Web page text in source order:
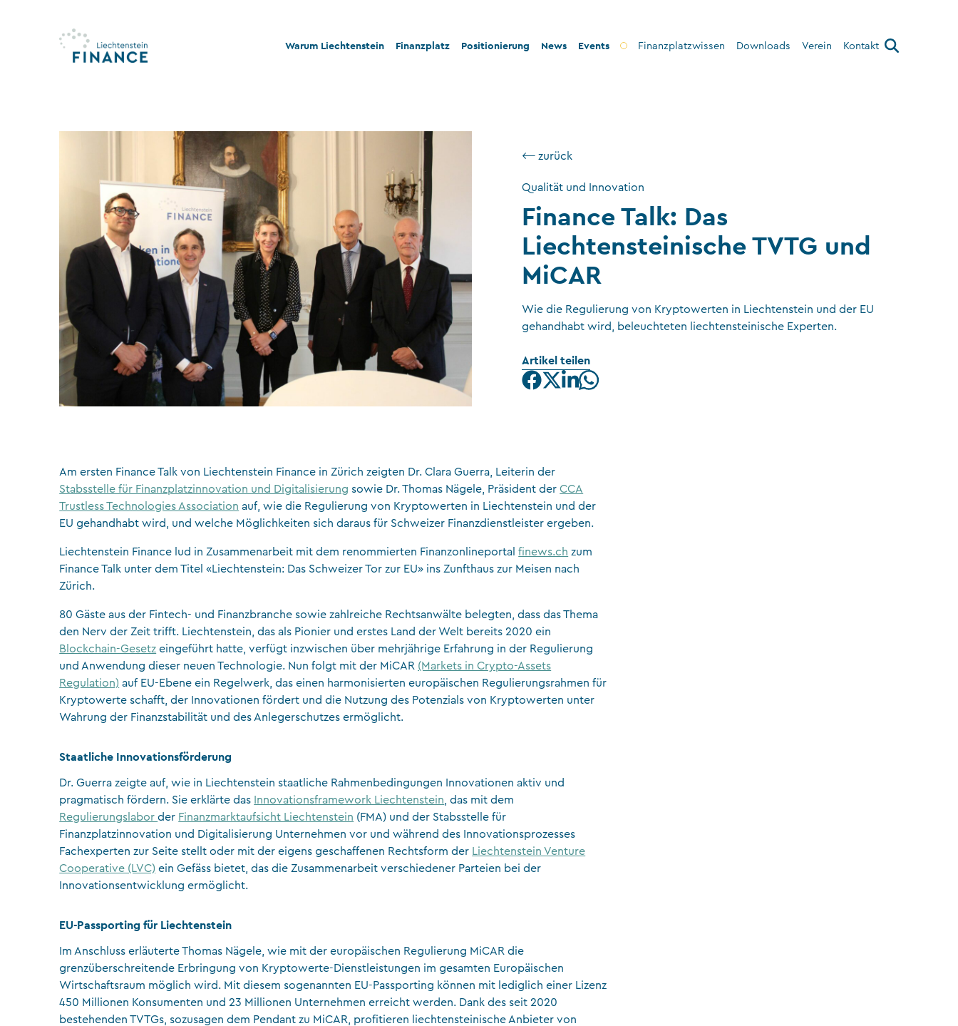
Warum Liechtenstein
Stabilität und Rechtssicherheit
Nachhaltigkeit und Philanthropie
Stiftungswesen
Finanzplatz
Treuhandsektor
Vermögensverwaltung
Fondsplatz
Versicherungen
Gemeinnützige Stiftungen und Trusts
Wirtschaftsprüfung
VT-Dienstleistungen
Versicherungsvermittler
CFA Society Liechtenstein
Rechtsanwälte
Positionierung
Stabilität und Sicherheit
Nachhaltigkeit
News Events Finanzplatzwissen Downloads Verein Kontakt
⟵ zurück
Qualität und Innovation
Finance Talk: Das
Liechtensteinische TVTG und
MiCAR
Wie die Regulierung von Kryptowerten in Liechtenstein und der EU
gehandhabt wird, beleuchteten liechtensteinische Experten.
Artikel teilen
Am ersten Finance Talk von Liechtenstein Finance in Zürich zeigten Dr. Clara Guerra, Leiterin der
Stabsstelle für Finanzplatzinnovation und Digitalisierung sowie Dr. Thomas Nägele, Präsident derCCA
Trustless Technologies Association auf, wie die Regulierung von Kryptowerten in Liechtenstein und der
EU gehandhabt wird, und welche Möglichkeiten sich daraus für Schweizer Finanzdienstleister ergeben.
Liechtenstein Finance lud in Zusammenarbeit mit dem renommierten Finanzonlineportalfinews.ch zum
Finance Talk unter dem Titel «Liechtenstein: Das Schweizer Tor zur EU» ins Zunfthaus zur Meisen nach
Zürich.
80 Gäste aus der Fintech- und Finanzbranche sowie zahlreiche Rechtsanwälte belegten, dass das Thema
den Nerv der Zeit trifft. Liechtenstein, das als Pionier und erstes Land der Welt bereits 2020 ein
Blockchain-Gesetz eingeführt hatte, verfügt inzwischen über mehrjährige Erfahrung in der Regulierung
und Anwendung dieser neuen Technologie. Nun folgt mit der MiCAR (Markets in Crypto-Assets
Regulation) auf EU-Ebene ein Regelwerk, das einen harmonisierten europäischen Regulierungsrahmen für
Kryptowerte schafft, der Innovationen fördert und die Nutzung des Potenzials von Kryptowerten unter
Wahrung der Finanzstabilität und des Anlegerschutzes ermöglicht.
Staatliche Innovationsförderung
Dr. Guerra zeigte auf, wie in Liechtenstein staatliche Rahmenbedingungen Innovationen aktiv und
pragmatisch fördern. Sie erklärte das Innovationsframework Liechtenstein , das mit dem
Regulierungslaborder Finanzmarktaufsicht Liechtenstein (FMA) und der Stabsstelle für
Finanzplatzinnovation und Digitalisierung Unternehmen vor und während des Innovationsprozesses
Fachexperten zur Seite stellt oder mit der eigens geschaffenen Rechtsform der Liechtenstein Venture
Cooperative (LVC) ein Gefäss bietet, das die Zusammenarbeit verschiedener Parteien bei der
Innovationsentwicklung ermöglicht.
EU-Passporting für Liechtenstein
Im Anschluss erläuterte Thomas Nägele, wie mit der europäischen Regulierung MiCAR die
grenzüberschreitende Erbringung von Kryptowerte-Dienstleistungen im gesamten Europäischen
Wirtschaftsraum möglich wird. Mit diesem sogenannten EU-Passporting können mit lediglich einer Lizenz
450 Millionen Konsumenten und 23 Millionen Unternehmen erreicht werden. Dank des seit 2020
bestehenden TVTGs, sozusagen dem Pendant zu MiCAR, profitieren liechtensteinische Anbieter von